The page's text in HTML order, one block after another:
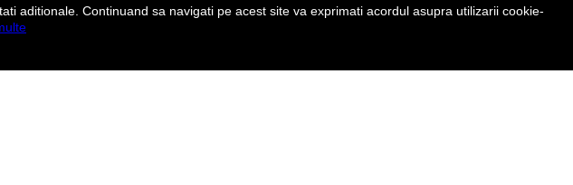
aditionale. Continuand sa navigati pe acest site va exprimati acordul asupra utilizarii cookie-